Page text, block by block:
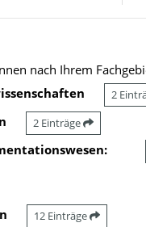
nach Ihrem
2
2 Einträge
12 Einträge